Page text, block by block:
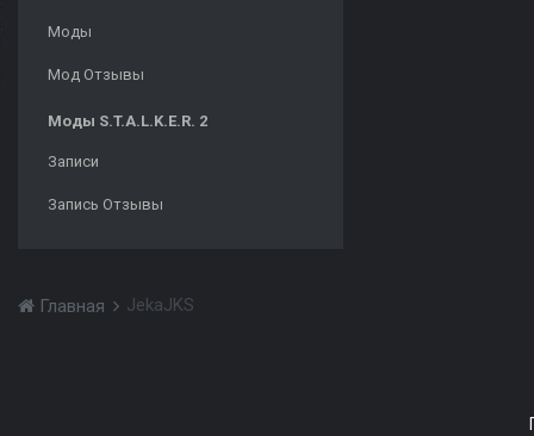
Моды
Мод Отзывы
Моды S.T.A.L.K.E.R. 2
Записи
Запись Отзывы
Главная JekaJKS